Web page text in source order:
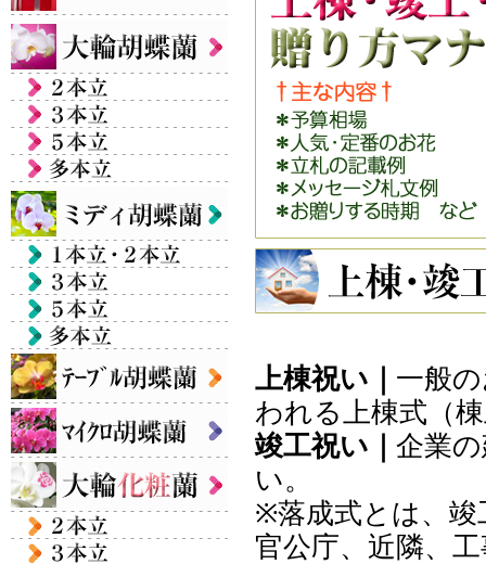
上棟祝い｜ 一般
われる上棟式（
竣工祝い｜ 企業
い。
※落成式とは、竣
官公庁、近隣、